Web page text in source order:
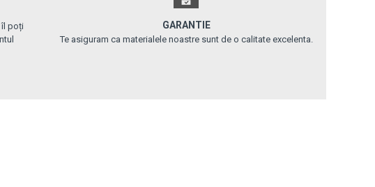
îl poți
GARANTIE
Te asiguram ca materialele noastre sunt de o calitate excelenta.